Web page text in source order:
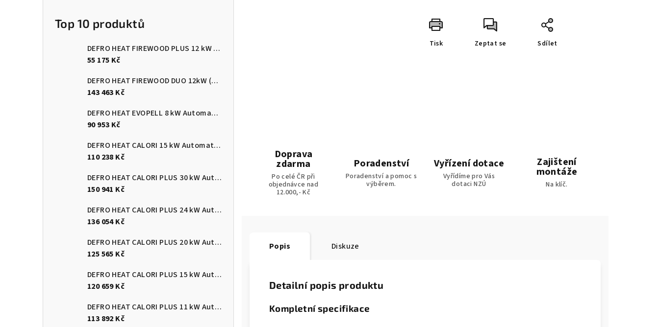
Top 10 produktů
DEFRO HEAT FIREWOOD PLUS 12 kW Kotel na dřevo s ručním přikládáním
55 175 Kč
DEFRO HEAT FIREWOOD DUO 12kW (pelety/dřevo)
143 463 Kč
DEFRO HEAT EVOPELL 8 kW Automatický kotel na pelety
90 953 Kč
DEFRO HEAT CALORI 15 kW Automatický kotel na pelety
110 238 Kč
DEFRO HEAT CALORI PLUS 30 kW Automatický kotel na pelety
150 941 Kč
DEFRO HEAT CALORI PLUS 24 kW Automatický kotel na pelety
136 054 Kč
DEFRO HEAT CALORI PLUS 20 kW Automatický kotel na pelety
125 565 Kč
DEFRO HEAT CALORI PLUS 15 kW Automatický kotel na pelety
120 659 Kč
DEFRO HEAT CALORI PLUS 11 kW Automatický kotel na pelety
113 892 Kč
Tisk Zeptat se Sdílet
Doprava
zdarma
Po celé ČR při
objednávce nad
12.000,- Kč
Poradenství
Poradenství a pomoc s
výběrem.
Vyřízení dotace
Vyřídíme pro Vás
dotaci NZÚ
Zajištení
montáže
Na klíč.
Popis Diskuze
Detailní popis produktu
Kompletní specifikace